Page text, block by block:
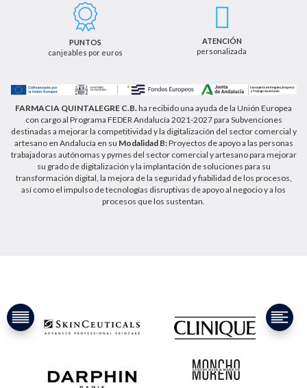
cancelación u oposición, así como los derechos
adicionales que le asisten a través de la dirección
de email info@farmaciaquintalegregranada.es, así
como a través de los medios detallados en la
información adicional sobre nuestra política de
privacidad que puede consultar en la dirección web
PUNTOS
canjeables por euros
ATENCIÓN
personalizada
FARMACIA QUINTALEGRE C.B.ha recibido una ayuda de la Unión Europea
con cargo al Programa FEDER Andalucía 2021-2027 para Subvenciones
destinadas a mejorar la competitividad y la digitalización del sector comercial y
artesano en Andalucía en su Modalidad B:Proyectos de apoyo a las personas
trabajadoras autónomas y pymes del sector comercial y artesano para mejorar
su grado de digitalización y la implantación de soluciones para su
transformación digital, la mejora de la seguridad y fiabilidad de los procesos,
así como el impulso de tecnologías disruptivas de apoyo al negocio y a los
procesos que los sustentan.